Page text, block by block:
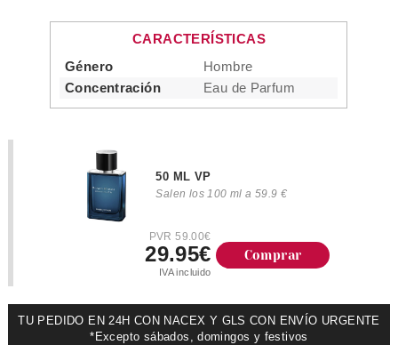
CARACTERÍSTICAS
Género
Hombre
Concentración
Eau de Parfum
50 ML VP
Salen los 100 ml a 59.9 €
PVR 59.00€
29.95€
IVA incluido
Comprar
TU PEDIDO EN 24H CON NACEX Y GLS CON ENVÍO URGENTE
*Excepto sábados, domingos y festivos